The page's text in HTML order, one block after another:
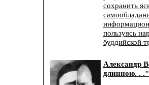
сохранить
пользуясь
буддийской
Александр
длинною. .